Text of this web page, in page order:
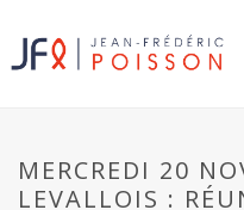
MERCREDI 20
LEVALLOIS :